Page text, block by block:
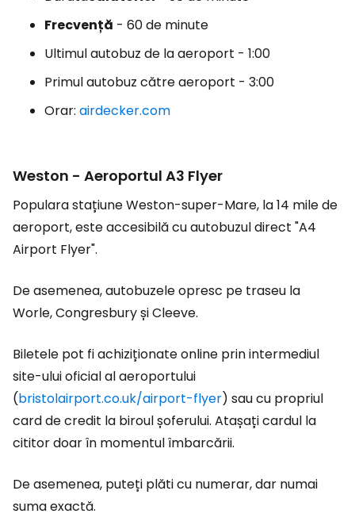
Frecvență - 60 de minute
Ultimul autobuz de la aeroport - 1:00
Primul autobuz către aeroport - 3:00
Orar: airdecker.com
Weston - Aeroportul A3 Flyer
Populara stațiune Weston-super-Mare, la 14 mile de
aeroport, este accesibilă cu autobuzul direct "A4
Airport Flyer".
De asemenea, autobuzele opresc pe traseu la
Worle, Congresbury și Cleeve.
Biletele pot fi achiziționate online prin intermediul
site-ului oficial al aeroportului
(bristolairport.co.uk/airport-flyer) sau cu propriul
card de credit la biroul șoferului. Atașați cardul la
cititor doar în momentul îmbarcării.
De asemenea, puteți plăti cu numerar, dar numai
suma exactă.